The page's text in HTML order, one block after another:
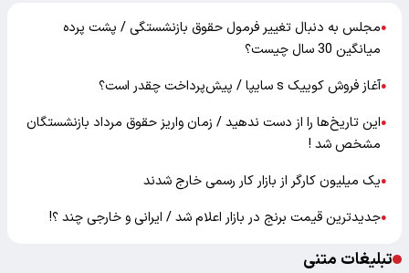
●مجلس به دنبال تغییر فرمول حقوق بازنشستگی / پشت پرده
میانگین 30 سال چیست؟
●آغاز فروش کوییک s سایپا / پیش‌پرداخت چقدر است؟
●این تاریخ‌ها را از دست ندهید / زمان واریز حقوق مرداد بازنشستگان
مشخص شد !
●یک میلیون کارگر از بازار کار رسمی خارج شدند
●جدیدترین قیمت برنج در بازار اعلام شد / ایرانی و خارجی چند ؟!
تبلیغات متنی